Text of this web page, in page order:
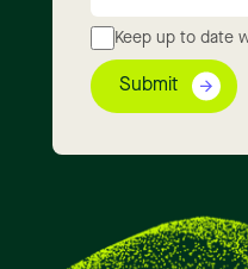
Keep up to date